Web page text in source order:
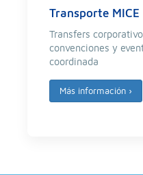
Transporte
Transfers
convenciones y
coordinada
Más información ›